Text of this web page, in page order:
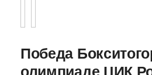
Победа
олимпиаде ЦИК